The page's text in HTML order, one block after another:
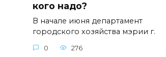
кого надо?
В начале июня департамент
городского хозяйства мэрии г.
0 276